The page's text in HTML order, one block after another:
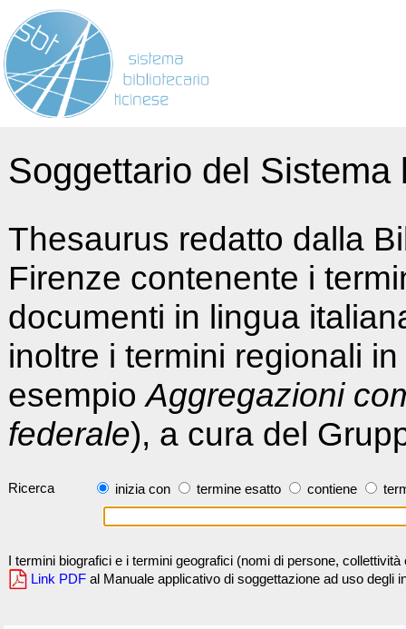
Soggettario del
Thesaurus redatto dalla
Firenze contenente i
documenti in lingua
inoltre i termini regionali
esempioAggregazioni
federale), a cura del
Ricerca inizia con termine esatto contiene
I termini biografici e i termini geografici (nomi di persone,
Link PDF al Manuale applicativo di soggettazione ad uso degli